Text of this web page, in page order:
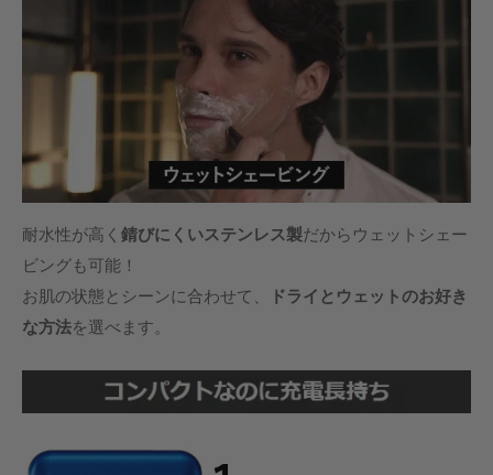
耐水性が高く 錆びにくいステンレス製だからウェットシェー
ビングも可能！
お肌の状態とシーンに合わせて、
ドライとウェットのお好き
な方法を選べます。